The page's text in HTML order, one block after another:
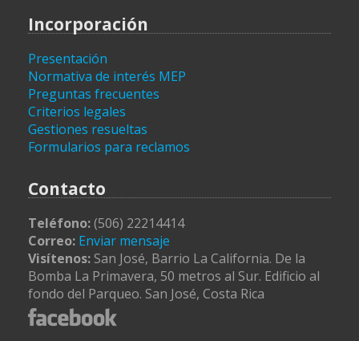
Incorporación
Presentación
Normativa de interés MEP
Preguntas frecuentes
Criterios legales
Gestiones resueltas
Formularios para reclamos
Contacto
Teléfono:(506) 22214414
Correo: Enviar mensaje
Visítenos: San José, Barrio La California. De la
Bomba La Primavera, 50 metros al Sur. Edificio al
fondo del Parqueo. San José, Costa Rica